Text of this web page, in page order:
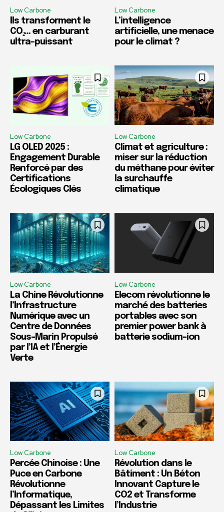
Low Carbone
Ils transforment le
CO₂… en carburant
ultra-puissant
Low Carbone
L’intelligence
artificielle, une menace
pour le climat ?
Low Carbone
LG OLED 2025 :
Engagement Durable
Renforcé par des
Certifications
Écologiques Clés
Low Carbone
Climat et agriculture :
miser sur la réduction
du méthane pour éviter
la surchauffe
climatique
Low Carbone
La Chine Révolutionne
l’Infrastructure
Numérique avec un
Centre de Données
Sous-Marin Propulsé
par l’IA et l’Énergie
Verte
Low Carbone
Elecom révolutionne le
marché des batteries
portables avec son
premier power bank à
batterie sodium-ion
Low Carbone
Percée Chinoise : Une
Puce en Carbone
Révolutionne
l’Informatique,
Dépassant les Limites
Low Carbone
Révolution dans le
Bâtiment : Un Béton
Innovant Capture le
CO2 et Transforme
l’Industrie